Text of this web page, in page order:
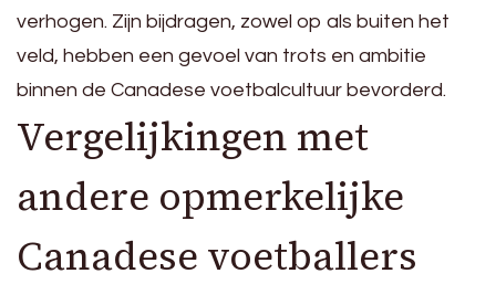
verhogen. Zijn bijdragen, zowel op als buiten het
veld, hebben een gevoel van trots en ambitie
binnen de Canadese voetbalcultuur bevorderd.
Vergelijkingen met
andere opmerkelijke
Canadese voetballers